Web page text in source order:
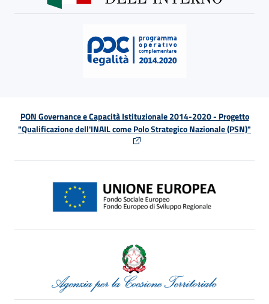
PON Governance e Capacità Istituzionale 2014-2020 - Progetto
"Qualificazione dell'INAIL come Polo Strategico Nazionale (PSN)"